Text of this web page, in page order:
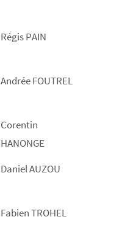
Régis PAIN
Andrée FOUTREL
Corentin
HANONGE
Daniel AUZOU
Fabien TROHEL